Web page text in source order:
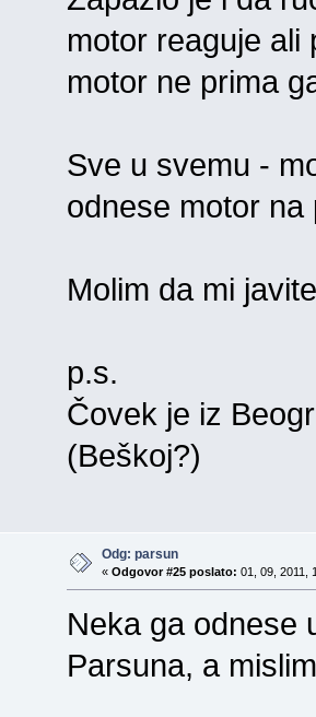
motor reaguje ali
motor ne prima
Sve u svemu -
odnese motor na
Molim da mi
p.s.
Čovek je iz
(Beškoj?)
Odg: parsun
« Odgovor #25 poslato: 01, 09, 2011,
Neka ga odnese
Parsuna, a